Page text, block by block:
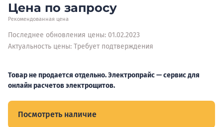
Цена по запросу
Рекомендованная цена
Последнее обновления цены: 01.02.2023
Актуальность цены: Требует подтверждения
Товар не продается отдельно. Электропрайс — сервис для
онлайн расчетов электрощитов.
Посмотреть наличие